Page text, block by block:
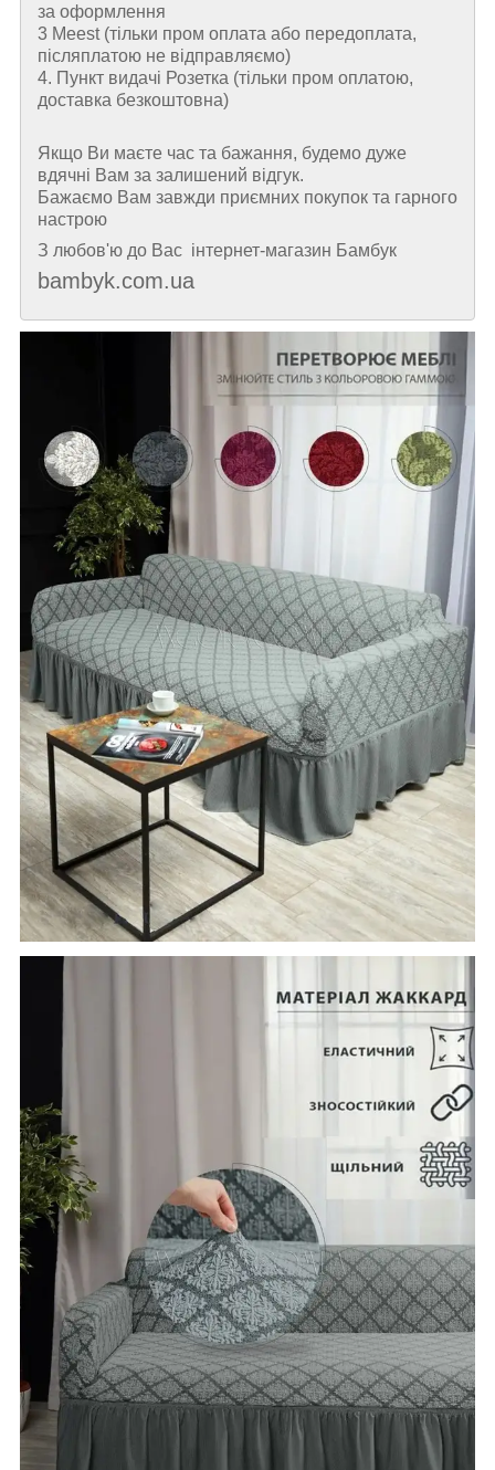
за оформлення
3 Meest (тільки пром оплата або передоплата,
післяплатою не відправляємо)
4. Пункт видачі Розетка (тільки пром оплатою,
доставка безкоштовна)
Якщо Ви маєте час та бажання, будемо дуже
вдячні Вам за залишений відгук.
Бажаємо Вам завжди приємних покупок та гарного
настрою
З любов'ю до Вас інтернет-магазин Бамбук
bambyk.com.ua